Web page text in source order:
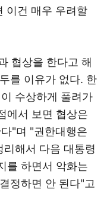
이건 매우 우려할
협상을 한다고 해
를 이유가 없다. 한
수상하게 풀려가
에서 보면 협상은
"며 "권한대행은
해서 다음 대통령
를 하면서 악화는
정하면 안 된다"고